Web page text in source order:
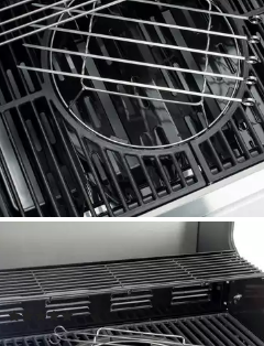
Grillspieß LANDMANN Grillspieß-Set
41cm Edelstahl
(2)
18,90 €